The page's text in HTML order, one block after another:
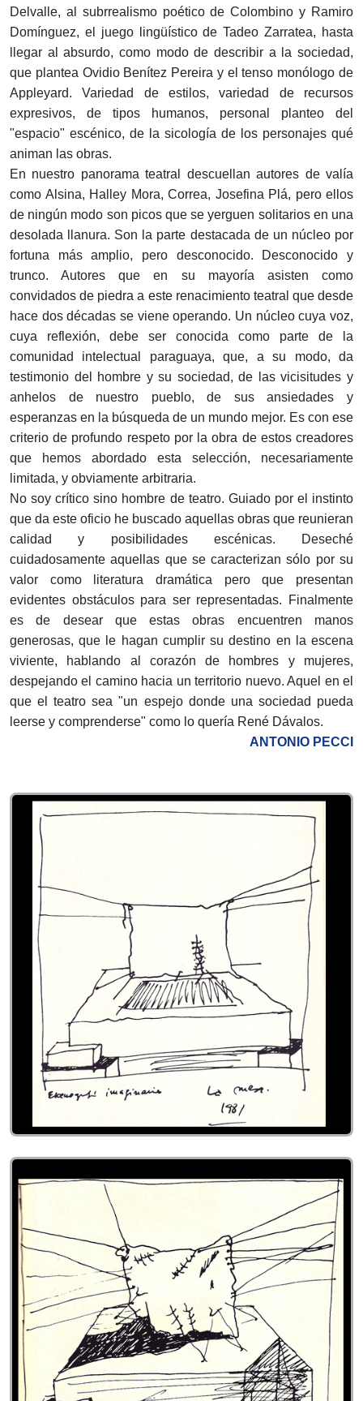
Delvalle, al subrrealismo poético de Colombino y Ramiro
Domínguez, el juego lingüístico de Tadeo Zarratea, hasta
llegar al absurdo, como modo de describir a la sociedad,
que plantea Ovidio Benítez Pereira y el tenso monólogo de
Appleyard. Variedad de estilos, variedad de recursos
expresivos, de tipos humanos, personal planteo del
"espacio" escénico, de la sicología de los personajes qué
animan las obras.
En nuestro panorama teatral descuellan autores de valía
como Alsina, Halley Mora, Correa, Josefina Plá, pero ellos
de ningún modo son picos que se yerguen solitarios en una
desolada llanura. Son la parte destacada de un núcleo por
fortuna más amplio, pero desconocido. Desconocido y
trunco. Autores que en su mayoría asisten como
convidados de piedra a este renacimiento teatral que desde
hace dos décadas se viene operando. Un núcleo cuya voz,
cuya reflexión, debe ser conocida como parte de la
comunidad intelectual paraguaya, que, a su modo, da
testimonio del hombre y su sociedad, de las vicisitudes y
anhelos de nuestro pueblo, de sus ansiedades y
esperanzas en la búsqueda de un mundo mejor. Es con ese
criterio de profundo respeto por la obra de estos creadores
que hemos abordado esta selección, necesariamente
limitada, y obviamente arbitraria.
No soy crítico sino hombre de teatro. Guiado por el instinto
que da este oficio he buscado aquellas obras que reunieran
calidad y posibilidades escénicas. Deseché
cuidadosamente aquellas que se caracterizan sólo por su
valor como literatura dramática pero que presentan
evidentes obstáculos para ser representadas. Finalmente
es de desear que estas obras encuentren manos
generosas, que le hagan cumplir su destino en la escena
viviente, hablando al corazón de hombres y mujeres,
despejando el camino hacia un territorio nuevo. Aquel en el
que el teatro sea "un espejo donde una sociedad pueda
leerse y comprenderse" como lo quería René Dávalos.
ANTONIO PECCI